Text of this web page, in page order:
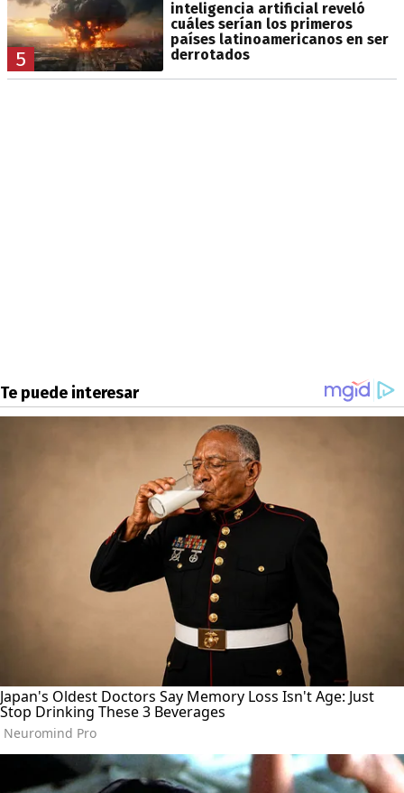
5
inteligencia artificial reveló
cuáles serían los primeros
países latinoamericanos en ser
derrotados